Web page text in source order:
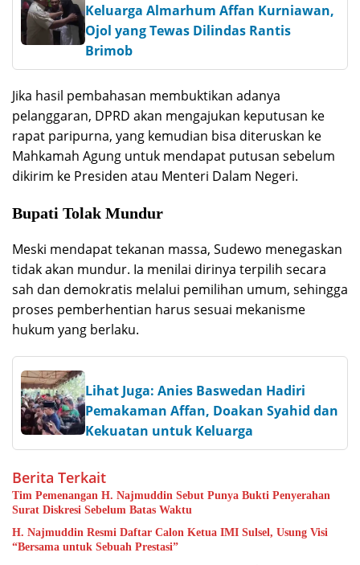
Keluarga Almarhum Affan Kurniawan,
Ojol yang Tewas Dilindas Rantis
Brimob
Jika hasil pembahasan membuktikan adanya
pelanggaran, DPRD akan mengajukan keputusan ke
rapat paripurna, yang kemudian bisa diteruskan ke
Mahkamah Agung untuk mendapat putusan sebelum
dikirim ke Presiden atau Menteri Dalam Negeri.
Bupati Tolak Mundur
Meski mendapat tekanan massa, Sudewo menegaskan
tidak akan mundur. Ia menilai dirinya terpilih secara
sah dan demokratis melalui pemilihan umum, sehingga
proses pemberhentian harus sesuai mekanisme
hukum yang berlaku.
Lihat Juga: Anies Baswedan Hadiri
Pemakaman Affan, Doakan Syahid dan
Kekuatan untuk Keluarga
Berita Terkait
Tim Pemenangan H. Najmuddin Sebut Punya Bukti Penyerahan
Surat Diskresi Sebelum Batas Waktu
H. Najmuddin Resmi Daftar Calon Ketua IMI Sulsel, Usung Visi
“Bersama untuk Sebuah Prestasi”